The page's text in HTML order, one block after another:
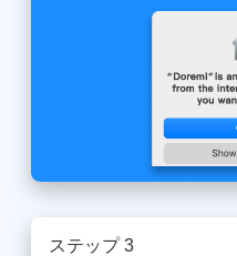
ステップ 3